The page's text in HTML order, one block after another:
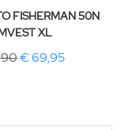
FISHERMAN 50N
XL
€ 69,95